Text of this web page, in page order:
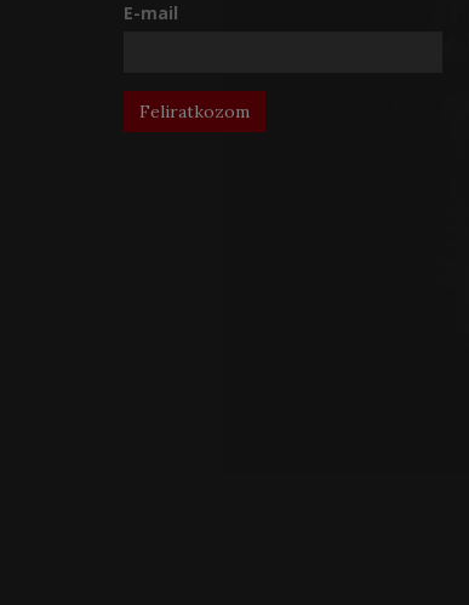
E-mail